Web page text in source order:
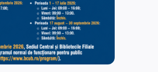
în Studiul Imaginii (CESI)